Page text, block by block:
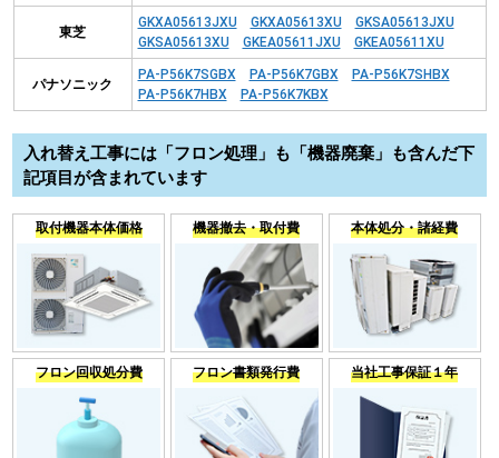
東芝
GKXA05613JXU GKXA05613XU
GKSA05613JXU
GKSA05613XU
GKEA05611JXU GKEA05611XU
パナソニック
PA-P56K7SGBX PA-P56K7GBX
PA-P56K7SHBX
PA-P56K7HBX
PA-P56K7KBX
入れ替え工事には「フロン処理」も「機器廃棄」も含んだ下
記項目が含まれています
取付機器本体価格 機器撤去・取付費 本体処分・諸経費
フロン回収処分費 フロン書類発行費 当社工事保証１年